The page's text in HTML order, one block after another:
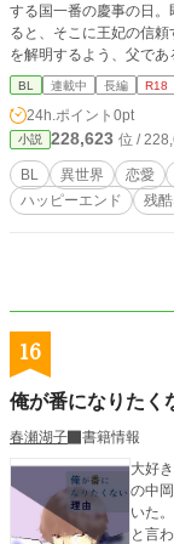
する国一番の慶事の日
ると、そこに王妃の信
を解明するよう、父で
王命が下る。「傾国の美
す。前作を読んでおられ
すので、シリーズで読ん
掲載しています。
BL 連載中 長編 R18
24h.ポイント 0pt
小説 228,623 位 /
BL 異世界 恋愛
ハッピーエンド
残
16
俺が番になりたく
春瀬湖子
書籍情報
大好き
の中
いた。 穏
と言